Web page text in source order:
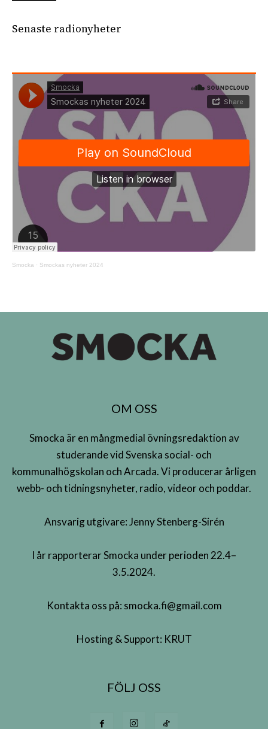
Senaste radionyheter
Smocka · Smockas nyheter 2024
OM OSS
Smocka är en mångmedial övningsredaktion av
studerande vid Svenska social- och
kommunalhögskolan och Arcada. Vi producerar årligen
webb- och tidningsnyheter, radio, videor och poddar.
Ansvarig utgivare: Jenny Stenberg-Sirén
I år rapporterar Smocka under perioden 22.4–
3.5.2024.
Kontakta oss på: smocka.fi@gmail.com
Hosting & Support: KRUT
FÖLJ OSS